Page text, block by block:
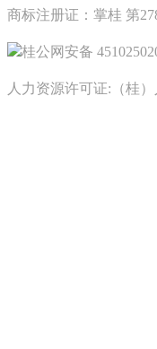
商标注册证：掌桂 第
桂公网安备
人力资源许可证:（桂